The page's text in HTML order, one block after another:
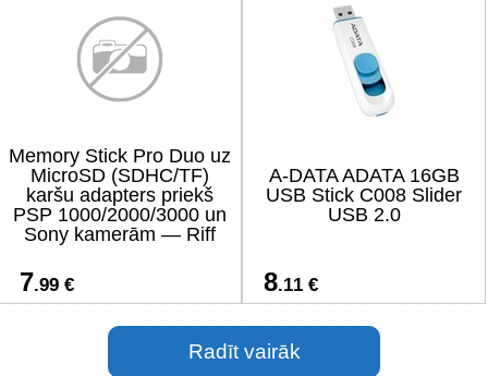
Memory Stick Pro Duo uz
MicroSD (SDHC/TF)
karšu adapters priekš
PSP 1000/2000/3000 un
Sony kamerām — Riff
7.99 €
A-DATA ADATA 16GB
USB Stick C008 Slider
USB 2.0
8.11 €